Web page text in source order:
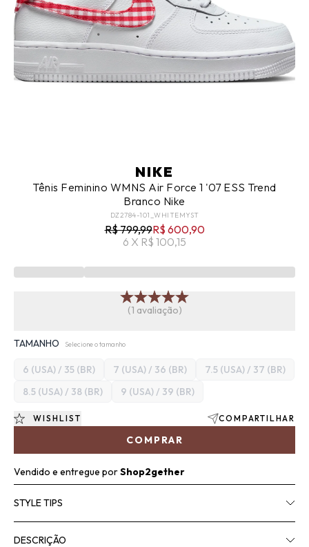
NIKE
Tênis Feminino WMNS Air Force 1 '07 ESS Trend
Branco Nike
DZ2784-101_WHITEMYST
R$ 799,99R$ 600,90
6 X R$ 100,15
(1 avaliação)
TAMANHO Selecione o tamanho
6 (USA) / 35 (BR) 7 (USA) / 36 (BR)
7.5 (USA) / 37 (BR)
8.5 (USA) / 38 (BR)
9 (USA) / 39 (BR)
COMPRAR
WISHLIST COMPARTILHAR
Vendido e entregue porShop2gether
STYLE TIPS
DESCRIÇÃO